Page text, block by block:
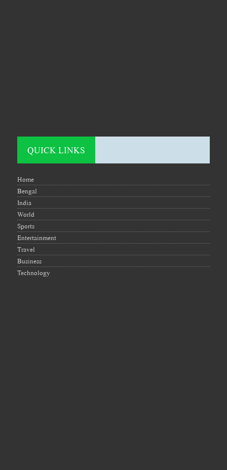
QUICK LINKS
Home
Bengal
India
World
Sports
Entertainment
Travel
Business
Technology